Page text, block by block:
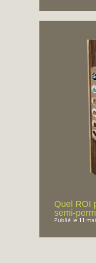
Quel ROI
semi-
Publié le 11 mai